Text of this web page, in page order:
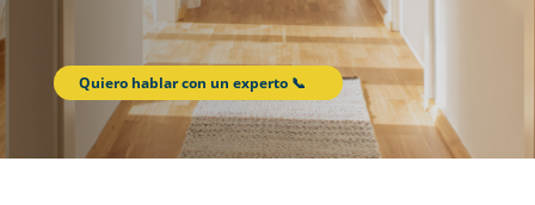
Quiero hablar con un experto 📞